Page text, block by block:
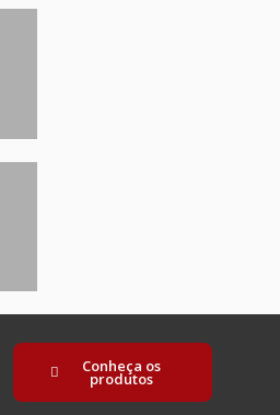
Conheça os
produtos